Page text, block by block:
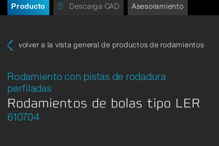
Producto Descarga CAD Asesoramiento
volver a la vista general de productos de rodamientos
Rodamiento con pistas de rodadura
perfiladas
Rodamientos de bolas tipo LER
610704